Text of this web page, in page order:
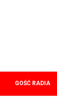
GOŚĆ RADIA